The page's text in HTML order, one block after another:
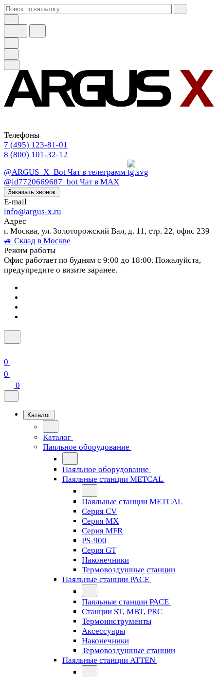
Телефоны
7 (495) 123-81-01
8 (800) 101-32-12
@ARGUS_X_Bot Чат в телеграмм
@id7720669687_bot Чат в МАХ
Заказать звонок
E-mail
info@argus-x.ru
Адрес
г. Москва, ул. Золоторожский Вал, д. 11, стр. 22, офис 239
🚙 Склад в Москве
Режим работы
Офис работает по будням с 9:00 до 18:00. Пожалуйста,
предупредите о визите заранее.
0
0
0
Каталог
Каталог
Паяльное оборудование
Паяльное оборудование
Паяльные станции METCAL
Паяльные станции METCAL
Серия CV
Серия MX
Серия MFR
PS-900
Серия GT
Наконечники
Термовоздушные станции
Паяльные станции PACE
Паяльные станции PACE
Станции ST, MBT, PRC
Термоинструменты
Аксессуары
Наконечники
Термовоздушные станции
Паяльные станции ATTEN